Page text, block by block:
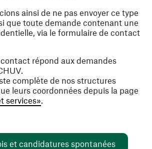
ainsi de ne pas envoyer ce type
que toute demande contenant une
via le formulaire de contact
répond aux demandes
complète de nos structures
leurs coordonnées depuis la page
services».
et candidatures spontanées